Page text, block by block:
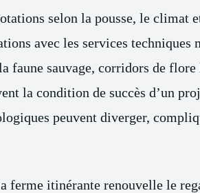
selon la pousse, le climat
avec les services
faune sauvage, corridors de
la condition de succès d’un
peuvent diverger,
ferme itinérante renouvelle le